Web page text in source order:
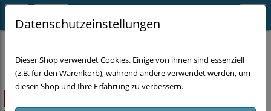
MASCHINEN
Datenschutzeinstellungen
Dieser Shop verwendet Cookies. Einige von ihnen sind essenziell
(z.B. für den Warenkorb), während andere verwendet werden, um
diesen Shop und Ihre Erfahrung zu verbessern.